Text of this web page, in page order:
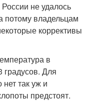
не удалось
потому владельцам
коррективы
в
градусов. Для
так уж и
предстоят.